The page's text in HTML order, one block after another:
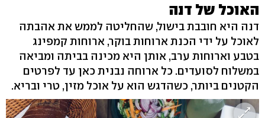
האוכל של דנה
דנה היא חובבת בישול, שהחליטה לממש את אהבתה
לאוכל על ידי הכנת ארוחות בוקר, ארוחות קמפינג
בטבע וארוחות ערב, אותן היא מכינה בביתה ומביאה
במשלוח לסועדים. כל ארוחה נבנית כאן עד לפרטים
הקטנים ביותר, כשהדגש הוא על אוכל מזין, טרי ובריא.